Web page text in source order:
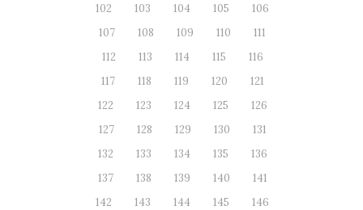
102
103 104 105
106
107
108 109 110
111
112
113 114 115
116
117
118 119 120
121
122
123 124 125
126
127
128 129 130
131
132
133 134 135
136
137
138 139 140
141
142
143 144 145
146